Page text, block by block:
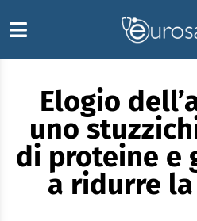
Elogio
uno
di proteine e
a ridurre